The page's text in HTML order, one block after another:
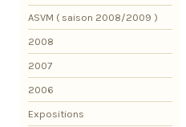
ASVM ( saison 2008/2009 )
2008
2007
2006
Expositions